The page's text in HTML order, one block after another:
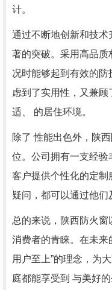
计。
通过不断地创新和技术
著的突破。采用高品
况时能够起到有效的
虑到了实用性，又兼
适、 的居住环境。
除了 性能出色外，陕
位。公司拥有一支经验
客户提供个性化的定
疑问，都可以通过他们
总的来说，陕西防火
消费者的青睐。在未来
用户至上”的理念，为
庭都能享受到 与美好的